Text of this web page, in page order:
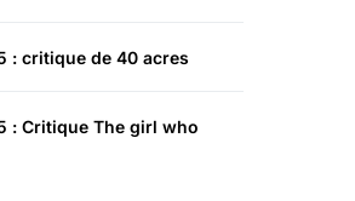
: critique de 40 acres
: Critique The girl who